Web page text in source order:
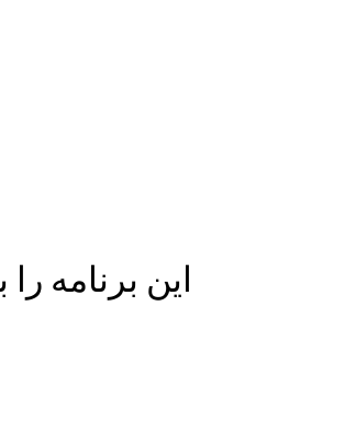
این برنامه